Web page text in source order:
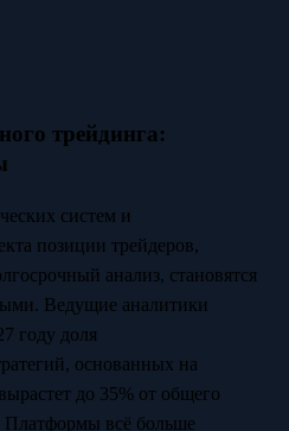
трейдинга:
систем и
позиции трейдеров,
анализ, становятся
Ведущие аналитики
году доля
основанных на
до 35% от общего
Платформы всё больше